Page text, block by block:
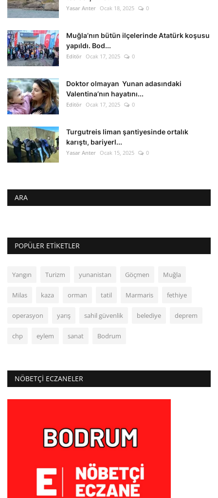
Yasar Anter Ocak 18, 2025 0
Muğla’nın bütün ilçelerinde Atatürk koşusu
yapıldı. Bod...
Editör Ocak 17, 2025 0
Doktor olmayan Yunan adasındaki
Valentina’nın hayatını...
Editör Ocak 17, 2025 0
Turgutreis liman şantiyesinde ortalık
karıştı, bariyerl...
Yasar Anter Ocak 15, 2025 0
ARA
POPÜLER ETIKETLER
Yangın Turizm yunanistan Göçmen Muğla
Milas kaza orman tatil Marmaris fethiye
operasyon yarış sahil güvenlik belediye deprem
chp eylem sanat Bodrum
NÖBETÇI ECZANELER